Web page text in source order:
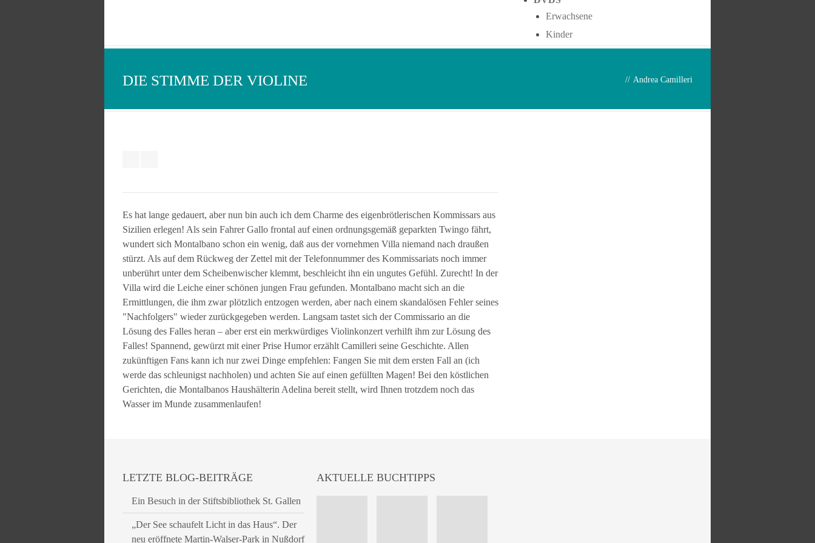
Erwachsene
Kinder
DIE STIMME DER VIOLINE // Andrea Camilleri
Es hat lange gedauert, aber nun bin auch ich dem Charme des eigenbrötlerischen Kommissars aus
Sizilien erlegen! Als sein Fahrer Gallo frontal auf einen ordnungsgemäß geparkten Twingo fährt,
wundert sich Montalbano schon ein wenig, daß aus der vornehmen Villa niemand nach draußen
stürzt. Als auf dem Rückweg der Zettel mit der Telefonnummer des Kommissariats noch immer
unberührt unter dem Scheibenwischer klemmt, beschleicht ihn ein ungutes Gefühl. Zurecht! In der
Villa wird die Leiche einer schönen jungen Frau gefunden. Montalbano macht sich an die
Ermittlungen, die ihm zwar plötzlich entzogen werden, aber nach einem skandalösen Fehler seines
"Nachfolgers" wieder zurückgegeben werden. Langsam tastet sich der Commissario an die
Lösung des Falles heran – aber erst ein merkwürdiges Violinkonzert verhilft ihm zur Lösung des
Falles! Spannend, gewürzt mit einer Prise Humor erzählt Camilleri seine Geschichte. Allen
zukünftigen Fans kann ich nur zwei Dinge empfehlen: Fangen Sie mit dem ersten Fall an (ich
werde das schleunigst nachholen) und achten Sie auf einen gefüllten Magen! Bei den köstlichen
Gerichten, die Montalbanos Haushälterin Adelina bereit stellt, wird Ihnen trotzdem noch das
Wasser im Munde zusammenlaufen!
LETZTE BLOG-BEITRÄGE
Ein Besuch in der Stiftsbibliothek St. Gallen
„Der See schaufelt Licht in das Haus“. Der
neu eröffnete Martin-Walser-Park in Nußdorf
AKTUELLE BUCHTIPPS